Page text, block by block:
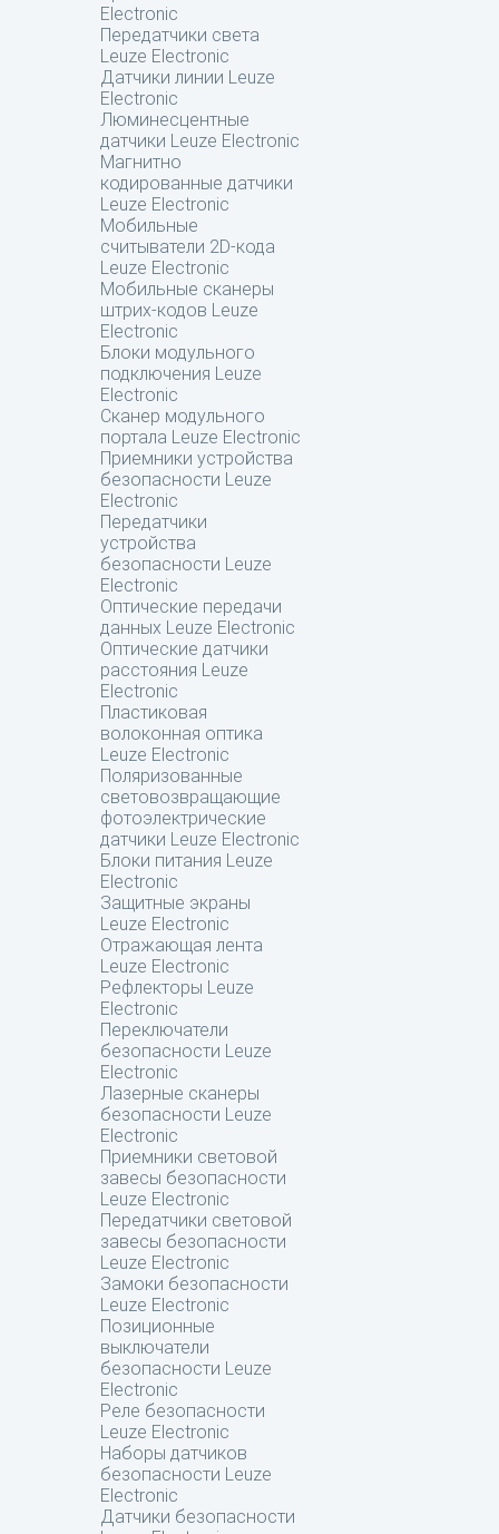
Electronic
Передатчики света
Leuze Electronic
Датчики линии Leuze
Electronic
Люминесцентные
датчики Leuze Electronic
Магнитно
кодированные датчики
Leuze Electronic
Мобильные
считыватели 2D-кода
Leuze Electronic
Мобильные сканеры
штрих-кодов Leuze
Electronic
Блоки модульного
подключения Leuze
Electronic
Сканер модульного
портала Leuze Electronic
Приемники устройства
безопасности Leuze
Electronic
Передатчики
устройства
безопасности Leuze
Electronic
Оптические передачи
данных Leuze Electronic
Оптические датчики
расстояния Leuze
Electronic
Пластиковая
волоконная оптика
Leuze Electronic
Поляризованные
световозвращающие
фотоэлектрические
датчики Leuze Electronic
Блоки питания Leuze
Electronic
Защитные экраны
Leuze Electronic
Отражающая лента
Leuze Electronic
Рефлекторы Leuze
Electronic
Переключатели
безопасности Leuze
Electronic
Лазерные сканеры
безопасности Leuze
Electronic
Приемники световой
завесы безопасности
Leuze Electronic
Передатчики световой
завесы безопасности
Leuze Electronic
Замоки безопасности
Leuze Electronic
Позиционные
выключатели
безопасности Leuze
Electronic
Реле безопасности
Leuze Electronic
Наборы датчиков
безопасности Leuze
Electronic
Датчики безопасности